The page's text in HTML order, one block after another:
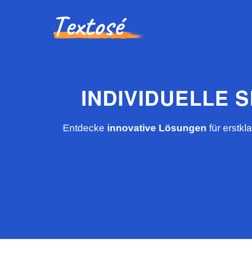
INDIVIDUELLE
Entdecke innovative Lösungen für